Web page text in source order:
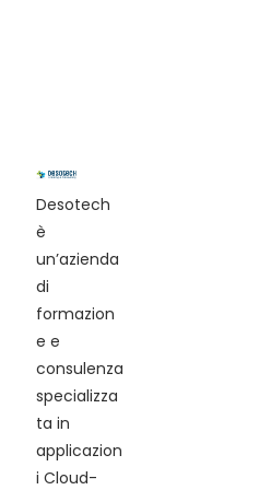
Desotech
è
un’azienda
di
formazion
e e
consulenza
specializza
ta in
applicazion
i Cloud-